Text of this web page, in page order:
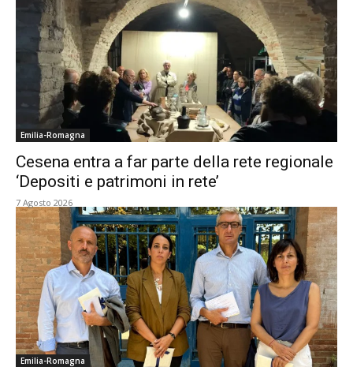
Emilia-Romagna
Cesena entra a far parte della rete regionale
‘Depositi e patrimoni in rete’
7 Agosto 2026
Emilia-Romagna